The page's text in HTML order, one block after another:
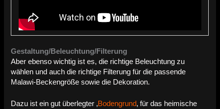
Gestaltung/Beleuchtung/Filterung
Aber ebenso wichtig ist es, die richtige Beleuchtung zu
wählen und auch die richtige Filterung für die passende
Malawi-Beckengröße sowie die Dekoration.
Dazu ist ein gut überlegter ‚Bodengrund‚ für das heimische